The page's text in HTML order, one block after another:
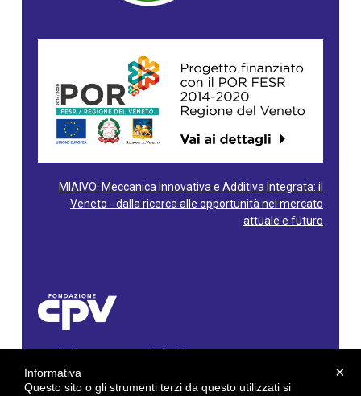
MIAIVO: Meccanica Innovativa e Additiva Integrata: il
Veneto - dalla ricerca alle opportunità nel mercato
attuale e futuro
Fondazione Centro Produttività Veneto
Via Gioacchino Rossini, 60 - 36100 Vicenza - Italy
Tel. 0444/960500 - Fax 0444/1932220
×
Informativa
Questo sito o gli strumenti terzi da questo utilizzati si